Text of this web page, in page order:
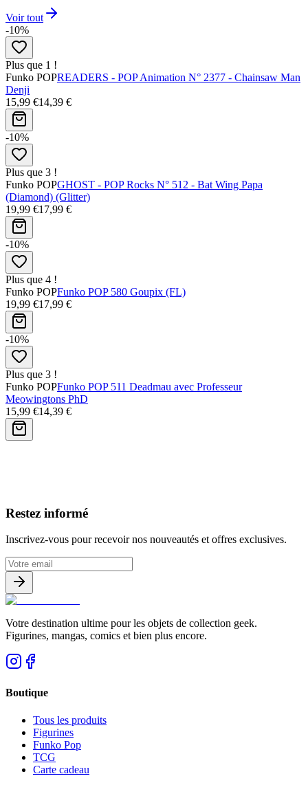
Voir tout
-10%
Plus que 1 !
Funko POPREADERS - POP Animation N° 2377 - Chainsaw Man
Denji
15,99 €14,39 €
-10%
Plus que 3 !
Funko POPGHOST - POP Rocks N° 512 - Bat Wing Papa
(Diamond) (Glitter)
19,99 €17,99 €
-10%
Plus que 4 !
Funko POPFunko POP 580 Goupix (FL)
19,99 €17,99 €
-10%
Plus que 3 !
Funko POPFunko POP 511 Deadmau avec Professeur
Meowingtons PhD
15,99 €14,39 €
Restez informé
Inscrivez-vous pour recevoir nos nouveautés et offres exclusives.
Votre destination ultime pour les objets de collection geek.
Figurines, mangas, comics et bien plus encore.
Boutique
Tous les produits
Figurines
Funko Pop
TCG
Carte cadeau